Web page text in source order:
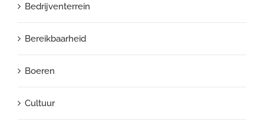
Bedrijventerrein
Bereikbaarheid
Boeren
Cultuur